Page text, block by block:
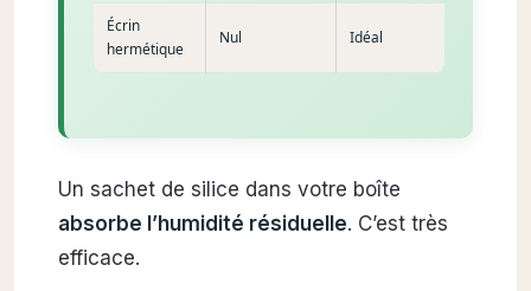
Écrin
hermétique
Nul Idéal
Un sachet de silice dans votre boîte
absorbe l’humidité résiduelle. C’est très
efficace.